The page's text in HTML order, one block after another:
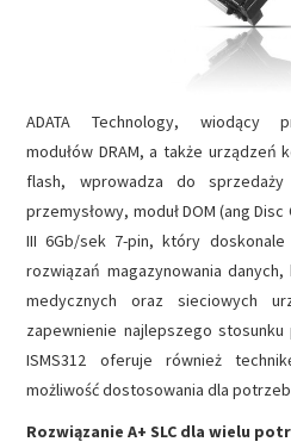
ADATA Technology, wiodący
modułów DRAM, a także urządzeń
flash, wprowadza do sprzedaży
przemysłowy, moduł DOM (ang
III 6Gb/sek 7-pin, który
rozwiązań magazynowania
medycznych oraz sieciowych
zapewnienie najlepszego
ISMS312 oferuje również
możliwość dostosowania dla
Rozwiązanie A+ SLC dla wielu